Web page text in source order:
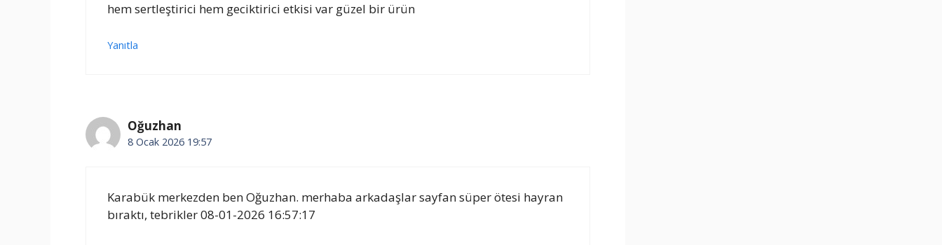
hem sertleştirici hem geciktirici etkisi var güzel bir ürün
Yanıtla
Oğuzhan
8 Ocak 2026 19:57
Karabük merkezden ben Oğuzhan. merhaba arkadaşlar sayfan süper ötesi hayran
bıraktı, tebrikler 08-01-2026 16:57:17